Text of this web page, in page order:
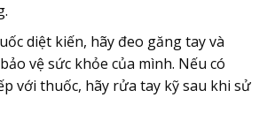
diệt kiến, hãy đeo găng tay và
vệ sức khỏe của mình. Nếu có
với thuốc, hãy rửa tay kỹ sau khi sử